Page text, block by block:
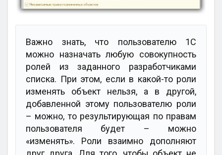
Важно знать, что пользователю 1С
можно назначать любую совокупность
ролей из заданного разработчиками
списка. При этом, если в какой-то роли
изменять объект нельзя, а в другой,
добавленной этому пользователю роли
– можно, то результирующая по правам
пользователя будет – можно
«изменять». Роли взаимно дополняют